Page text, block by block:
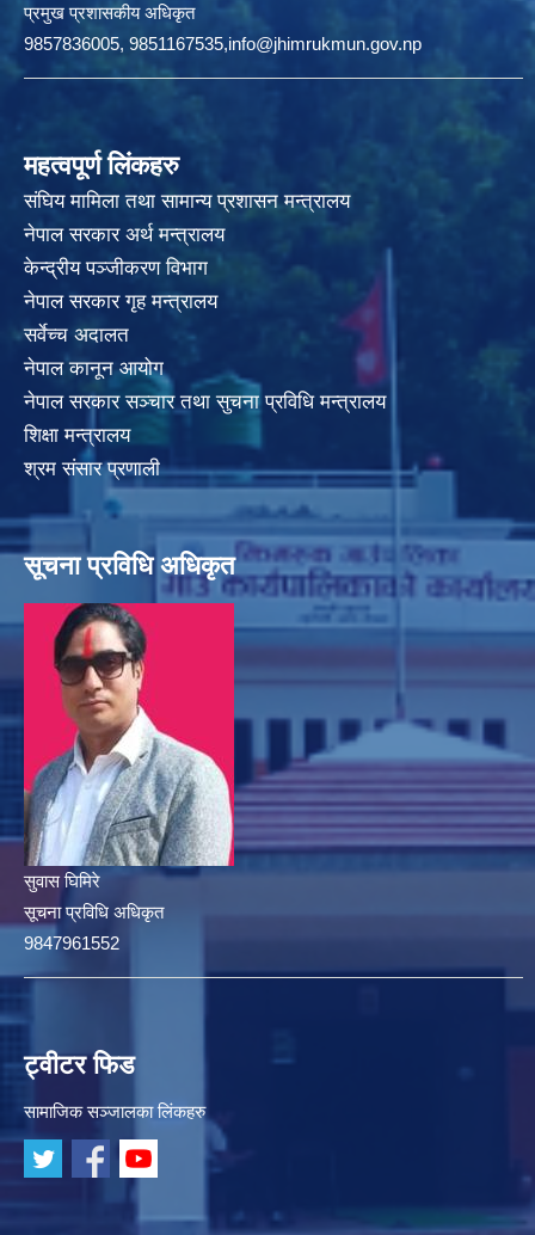
प्रमुख प्रशासकीय अधिकृत
9857836005, 9851167535,info@jhimrukmun.gov.np
महत्वपूर्ण लिंकहरु
संघिय मामिला तथा सामान्य प्रशासन मन्त्रालय
नेपाल सरकार अर्थ मन्त्रालय
केन्द्रीय पञ्जीकरण विभाग
नेपाल सरकार गृह मन्त्रालय
सर्वेच्च अदालत
नेपाल कानून आयोग
नेपाल सरकार सञ्चार तथा सुचना प्रविधि मन्त्रालय
शिक्षा मन्त्रालय
श्रम संसार प्रणाली
सूचना प्रविधि अधिकृत
सुवास घिमिरे
सूचना प्रविधि अधिकृत
9847961552
ट्वीटर फिड
सामाजिक सञ्जालका लिंकहरु